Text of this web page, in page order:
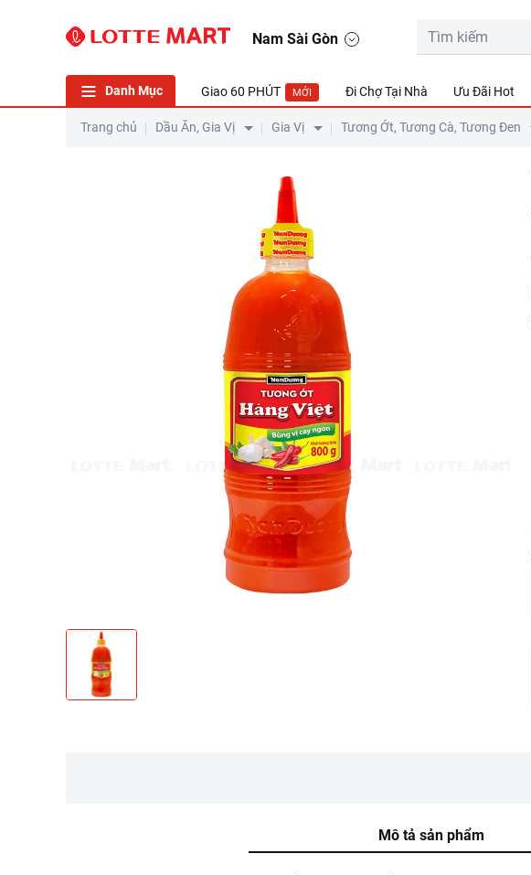
Nam Sài Gòn
Danh Mục Giao 60 PHÚT MỚI Đi Chợ Tại Nhà Ưu Đãi Hot
Trang chủ Dầu Ăn, Gia Vị Gia Vị Tương Ớt, Tương Cà, Tương Đen
Mô tả sản phẩm